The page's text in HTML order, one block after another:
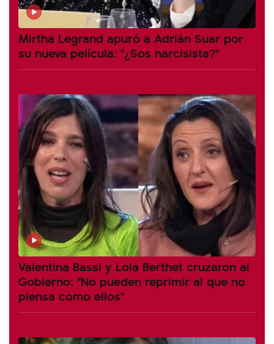
Mirtha Legrand apuró a Adrián Suar por
su nueva película: "¿Sos narcisista?"
Valentina Bassi y Lola Berthet cruzaron al
Gobierno: "No pueden reprimir al que no
piensa como ellos"